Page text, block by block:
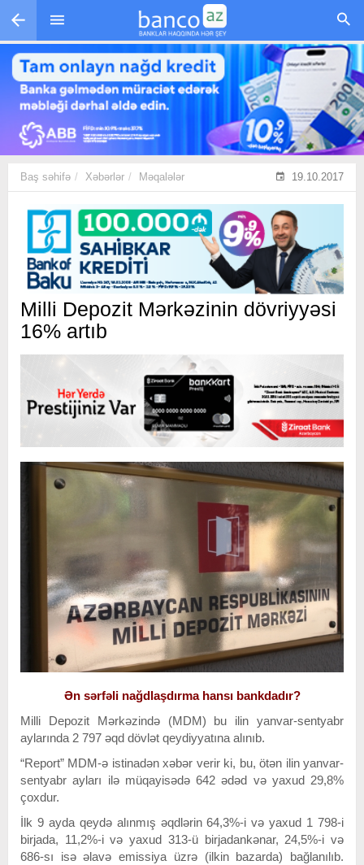
Skip to main content
Baş səhifə Xəbərlər Məqalələr 19.10.2017
Milli Depozit Mərkəzinin dövriyyəsi
16% artıb
Ən sərfəli nağdlaşdırma hansı bankdadır?
Milli Depozit Mərkəzində (MDM) bu ilin yanvar-sentyabr
aylarında 2 797 əqd dövlət qeydiyyatına alınıb.
“Report” MDM-ə istinadən xəbər verir ki, bu, ötən ilin yanvar-
sentyabr ayları ilə müqayisədə 642 ədəd və yaxud 29,8%
çoxdur.
İlk 9 ayda qeydə alınmış əqdlərin 64,3%-i və yaxud 1 798-i
birjada, 11,2%-i və yaxud 313-ü birjadankənar, 24,5%-i və
686-sı isə əlavə emissiya üzrə (ilkin bazarda) bağlanılıb.